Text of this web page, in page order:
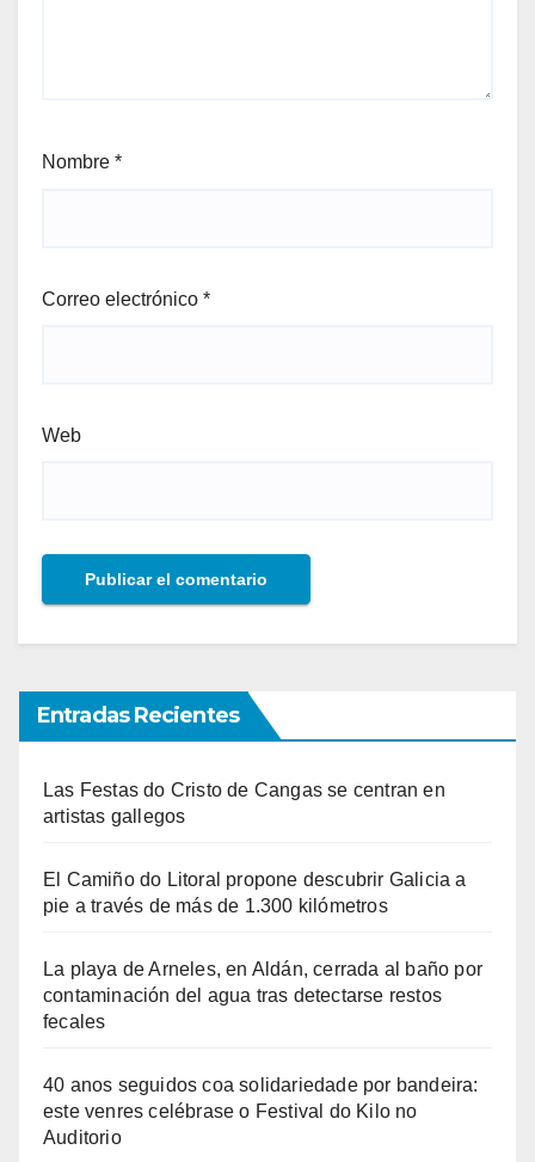
Nombre *
Correo electrónico *
Web
Entradas Recientes
Las Festas do Cristo de Cangas se centran en
artistas gallegos
El Camiño do Litoral propone descubrir Galicia a
pie a través de más de 1.300 kilómetros
La playa de Arneles, en Aldán, cerrada al baño por
contaminación del agua tras detectarse restos
fecales
40 anos seguidos coa solidariedade por bandeira:
este venres celébrase o Festival do Kilo no
Auditorio